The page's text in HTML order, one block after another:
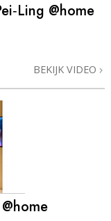
@home
BEKIJK VIDEO